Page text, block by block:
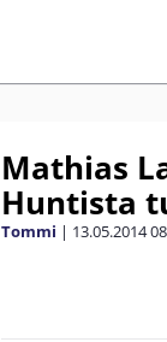
Mathias
Huntista
Tommi | 13.05.2014